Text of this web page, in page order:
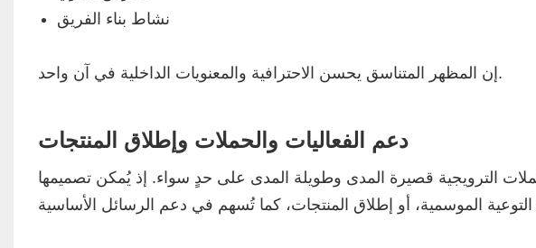
نشاط بناء الفريق
إن المظهر المتناسق يحسن الاحترافية والمعنويات الداخلية في آن واحد.
دعم الفعاليات والحملات وإطلاق المنتجات
الترويجية قصيرة المدى وطويلة المدى على حدٍ سواء. إذ يُمكن تصميمها